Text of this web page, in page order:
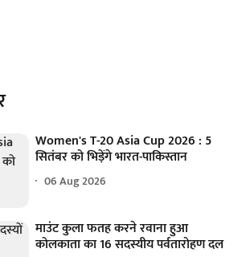
Women's T-20 Asia Cup 2026 : 5
सितंबर को भिड़ेंगे भारत-पाकिस्तान
06 Aug 2026
माउंट कुला फतह करने रवाना हुआ
कोलकाता का 16 सदस्यीय पर्वतारोहण दल